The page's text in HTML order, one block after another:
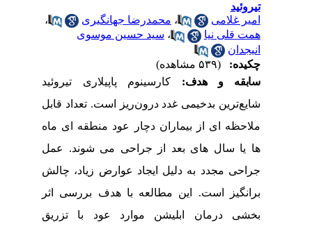
تیروئید
امیر غلامی
،محمدرضا جهانگیری
،
همت قلی نیا
،سید حسین موسوی
انیجدان
چکیده:
سابقه و هدف:
کارسینوم پاپیلاری تیروئید
شایع‌ترین بدخیمی غدد درون‌ریز است. تعداد قابل
ملاحظه ای از بیماران دچار عود منطقه ای ماه
ها یا سال های بعد از جراحی می شوند. عمل
جراحی مجدد به دلیل ایجاد عوارض زیاد، چالش
برانگیز است. این مطالعه با هدف بررسی اثر
بخشی درمان ابلیشن موارد عود با تزریق